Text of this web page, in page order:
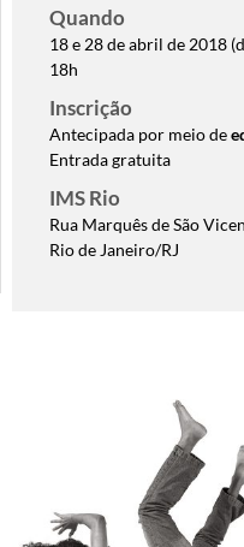
Quando
18 e 28 de abril de 2018
18h
Inscrição
Antecipada por meio de
Entrada gratuita
IMS Rio
Rua Marquês de São
Rio de Janeiro/RJ